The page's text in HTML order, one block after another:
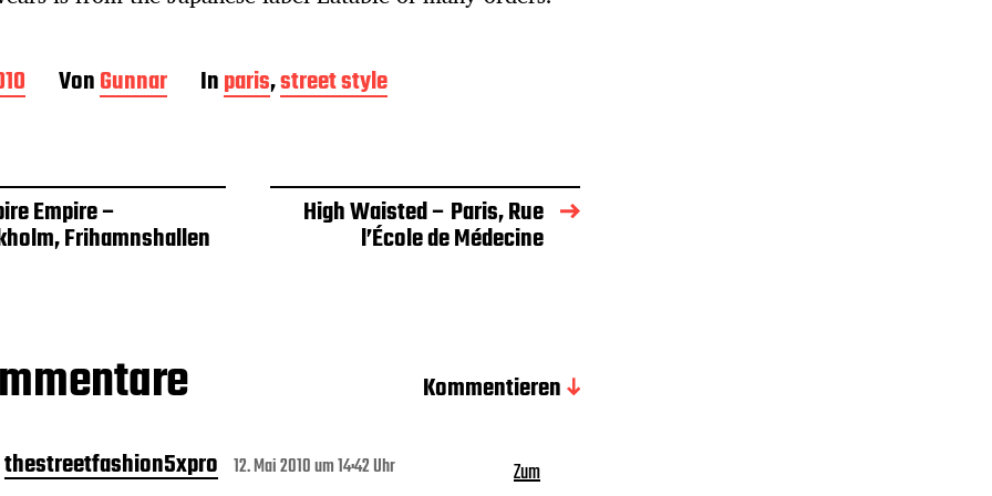
VonGunnar Inparis,street style
Empire –
Frihamnshallen
High Waisted – Paris, Rue
l’École de Médecine
Kommentieren
thestreetfashion5xpro 12. Mai 2010 um 14:42 Uhr
Zum